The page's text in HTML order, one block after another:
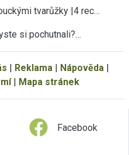
tvarůžky |4 rec…
si pochutnali?…
| Reklama | Nápověda |
| Mapa stránek
Facebook